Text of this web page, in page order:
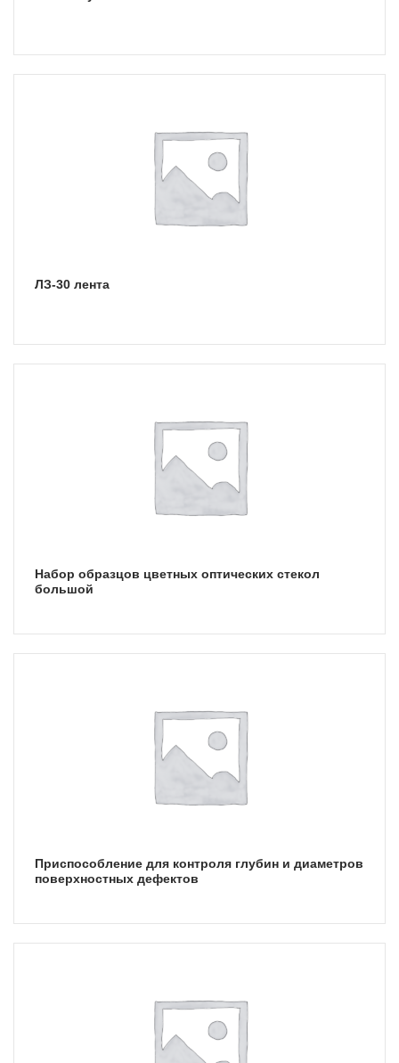
ЛЗ-30 лента
Набор образцов цветных оптических стекол
большой
Приспособление для контроля глубин и диаметров
поверхностных дефектов